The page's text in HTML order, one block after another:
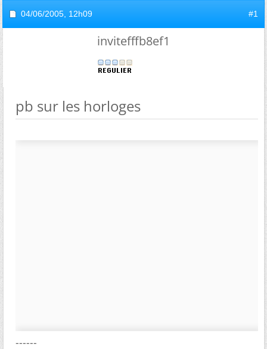
04/06/2005, 12h09 #1
invitefffb8ef1
pb sur les horloges
------